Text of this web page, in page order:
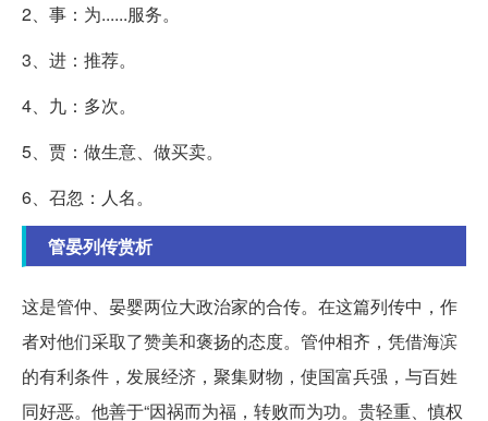
2、事：为......服务。
3、进：推荐。
4、九：多次。
5、贾：做生意、做买卖。
6、召忽：人名。
管晏列传赏析
这是管仲、晏婴两位大政治家的合传。在这篇列传中，作
者对他们采取了赞美和褒扬的态度。管仲相齐，凭借海滨
的有利条件，发展经济，聚集财物，使国富兵强，与百姓
同好恶。他善于“因祸而为福，转败而为功。贵轻重、慎权